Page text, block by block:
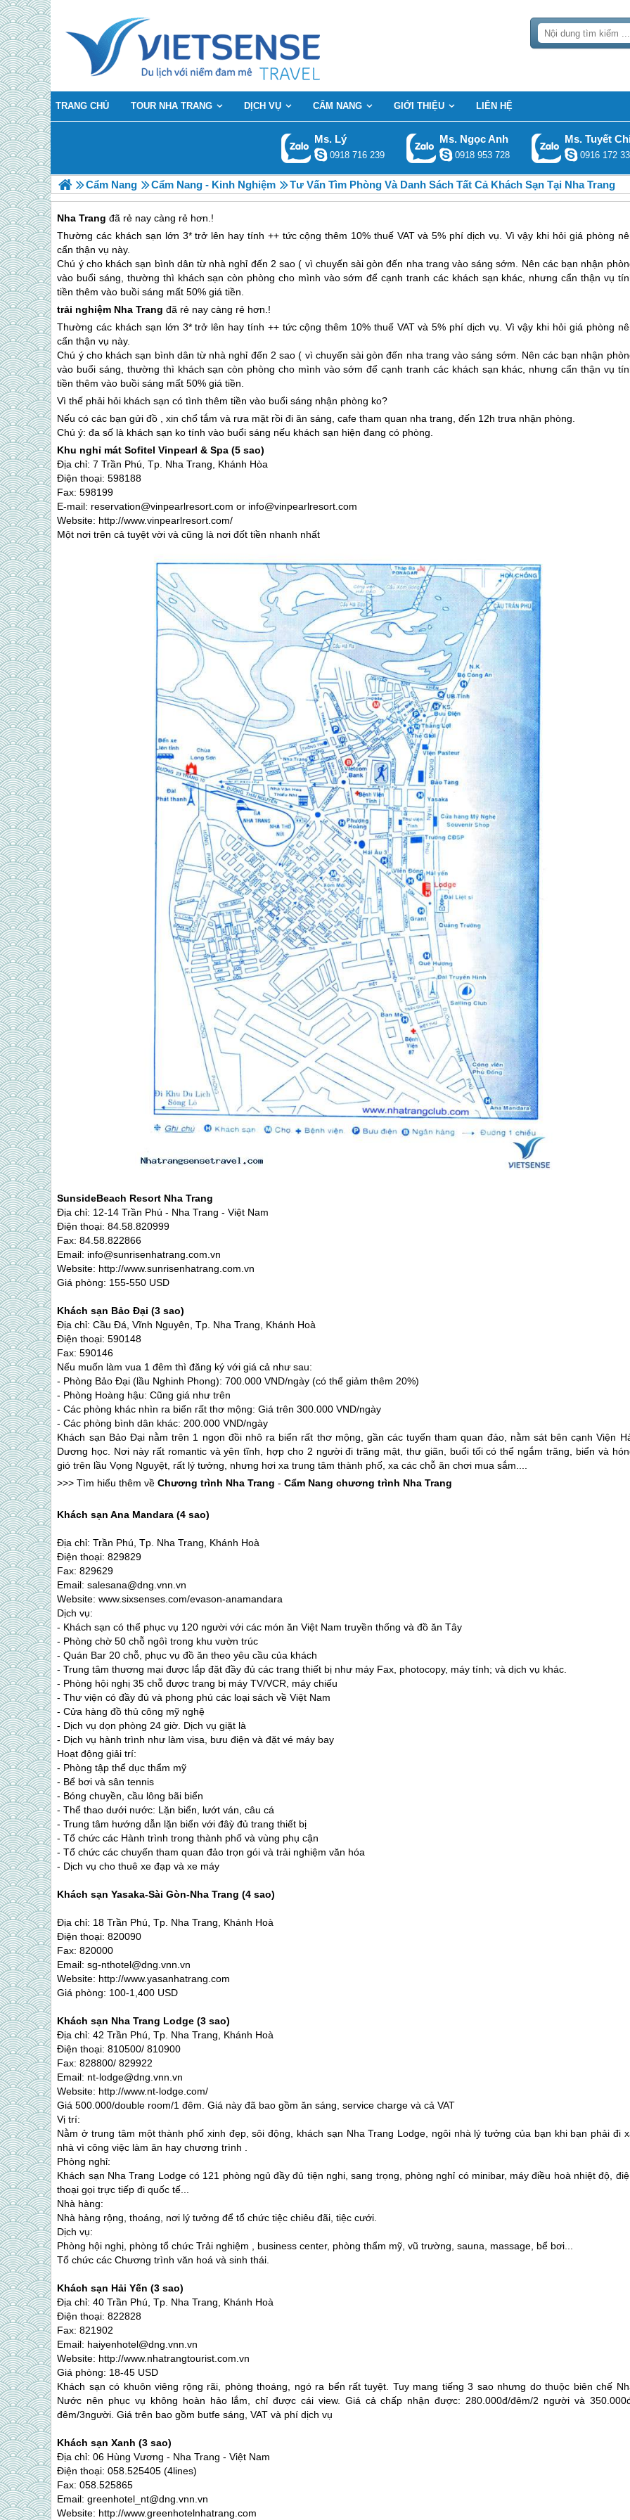
TRANG CHỦ TOUR NHA TRANG DỊCH VỤ CẨM NANG GIỚI THIỆU LIÊN HỆ
Ms. Lý
0918 716 239
Ms. Ngọc Anh
0918 953 728
Ms. Tuyết
0916 172
Cẩm Nang Cẩm Nang - Kinh Nghiệm Tư Vấn Tìm Phòng Và Danh Sách Tất Cả Khách Sạn Tại Nha Trang
Nha Trang đã rẻ nay càng rẻ hơn.!
Thường các khách sạn lớn 3* trở lên hay tính ++ tức cộng thêm 10% thuế VAT và 5% phí dịch vụ. Vì vậy khi hỏi giá phòng
cẩn thận vụ này.
Chú ý cho khách sạn bình dân từ nhà nghỉ đến 2 sao ( vì chuyến sài gòn đến nha trang vào sáng sớm. Nên các bạn nhận
vào buổi sáng, thường thì khách sạn còn phòng cho mình vào sớm để cạnh tranh các khách sạn khác, nhưng cẩn thận vụ
tiền thêm vào buồi sáng mất 50% giá tiền.
trải nghiệm Nha Trang đã rẻ nay càng rẻ hơn.!
Thường các khách sạn lớn 3* trở lên hay tính ++ tức cộng thêm 10% thuế VAT và 5% phí dịch vụ. Vì vậy khi hỏi giá phòng
cẩn thận vụ này.
Chú ý cho khách sạn bình dân từ nhà nghỉ đến 2 sao ( vì chuyến sài gòn đến nha trang vào sáng sớm. Nên các bạn nhận
vào buổi sáng, thường thì khách sạn còn phòng cho mình vào sớm để cạnh tranh các khách sạn khác, nhưng cẩn thận vụ
tiền thêm vào buồi sáng mất 50% giá tiền.
Vì thế phải hỏi khách sạn có tình thêm tiền vào buổi sáng nhận phòng ko?
Nếu có các bạn gửi đồ , xin chổ tắm và rưa mặt rồi đi ăn sáng, cafe tham quan nha trang, đến 12h trưa nhận phòng.
Chú ý: đa số là khách sạn ko tính vào buổi sáng nếu khách sạn hiện đang có phòng.
Khu nghỉ mát Sofitel Vinpearl & Spa (5 sao)
Địa chỉ: 7 Trần Phú, Tp. Nha Trang, Khánh Hòa
Điện thoại: 598188
Fax: 598199
E-mail: reservation@vinpearlresort.com or info@vinpearlresort.com
Website: http://www.vinpearlresort.com/
Một nơi trên cả tuyệt vời và cũng là nơi đốt tiền nhanh nhất
SunsideBeach Resort Nha Trang
Địa chỉ: 12-14 Trần Phú - Nha Trang - Việt Nam
Điện thoại: 84.58.820999
Fax: 84.58.822866
Email: info@sunrisenhatrang.com.vn
Website: http://www.sunrisenhatrang.com.vn
Giá phòng: 155-550 USD
Khách sạn Bảo Đại (3 sao)
Địa chỉ: Cầu Đá, Vĩnh Nguyên, Tp. Nha Trang , Khánh Hoà
Điện thoại: 590148
Fax: 590146
Nếu muốn làm vua 1 đêm thì đăng ký với giá cả như sau:
- Phòng Bảo Đại (lầu Nghinh Phong): 700.000 VND/ngày (có thể giảm thêm 20%)
- Phòng Hoàng hậu: Cũng giá như trên
- Các phòng khác nhìn ra biển rất thơ mộng: Giá trên 300.000 VND/ngày
- Các phòng bình dân khác: 200.000 VND/ngày
Khách sạn Bảo Đại nằm trên 1 ngọn đồi nhô ra biển rất thơ mộng, gần các tuyến tham quan đảo, nằm sát bên cạnh Viện
Dương học. Nơi này rất romantic và yên tĩnh, hợp cho 2 người đi trăng mật, thư giãn, buổi tối có thể ngắm trăng, biển và
gió trên lầu Vọng Nguyệt, rất lý tưởng, nhưng hơi xa trung tâm thành phố, xa các chỗ ăn chơi mua sắm....
>>> Tìm hiểu thêm vềChương trình Nha Trang -Cẩm Nang chương trình Nha Trang
Khách sạn Ana Mandara (4 sao)
Địa chỉ: Trần Phú, Tp. Nha Trang , Khánh Hoà
Điện thoại: 829829
Fax: 829629
Email: salesana@dng.vnn.vn
Website: www.sixsenses.com/evason-anamandara
Dịch vụ:
- Khách sạn có thể phục vụ 120 người với các món ăn Việt Nam truyền thống và đồ ăn Tây
- Phòng chờ 50 chỗ ngôì trong khu vườn trúc
- Quán Bar 20 chỗ, phục vụ đồ ăn theo yêu cầu của khách
- Trung tâm thương mại được lắp đặt đầy đủ các trang thiết bị như máy Fax, photocopy, máy tính; và dịch vụ khác.
- Phòng hội nghị 35 chỗ được trang bị máy TV/VCR, máy chiếu
- Thư viện có đầy đủ và phong phú các loại sách về Việt Nam
- Cửa hàng đồ thủ công mỹ nghệ
- Dịch vụ dọn phòng 24 giờ. Dịch vụ giặt là
- Dịch vụ hành trình như làm visa, bưu điện và đặt vé máy bay
Hoạt động giải trí:
- Phòng tập thể dục thẩm mỹ
- Bể bơi và sân tennis
- Bóng chuyền, cầu lông bãi biển
- Thể thao dưới nước: Lặn biển, lướt ván, câu cá
- Trung tâm hướng dẫn lặn biển với đâỳ đủ trang thiết bị
- Tổ chức các Hành trình trong thành phố và vùng phụ cận
- Tổ chức các chuyến tham quan đảo trọn gói và trải nghiệm văn hóa
- Dịch vụ cho thuê xe đạp và xe máy
Khách sạn Yasaka-Sài Gòn-Nha Trang (4 sao)
Địa chỉ: 18 Trần Phú, Tp. Nha Trang , Khánh Hoà
Điện thoại: 820090
Fax: 820000
Email: sg-nthotel@dng.vnn.vn
Website: http://www.yasanhatrang.com
Giá phòng: 100-1,400 USD
Khách sạn Nha Trang Lodge (3 sao)
Địa chỉ: 42 Trần Phú, Tp. Nha Trang , Khánh Hoà
Điện thoại: 810500/ 810900
Fax: 828800/ 829922
Email: nt-lodge@dng.vnn.vn
Website: http://www.nt-lodge.com/
Giá 500.000/double room/1 đêm. Giá này đã bao gồm ăn sáng, service charge và cả VAT
Vị trí:
Nằm ở trung tâm một thành phố xinh đẹp, sôi động, khách sạn Nha Trang Lodge, ngôi nhà lý tưởng của bạn khi bạn phải đi
nhà vì công việc làm ăn hay chương trình .
Phòng nghỉ:
Khách sạn Nha Trang Lodge có 121 phòng ngủ đầy đủ tiện nghi, sang trọng, phòng nghỉ có minibar, máy điều hoà nhiệt độ,
thoại gọi trực tiếp đi quốc tế...
Nhà hàng:
Nhà hàng rộng, thoáng, nơi lý tưởng để tổ chức tiệc chiêu đãi, tiệc cưới.
Dịch vụ:
Phòng hội nghị, phòng tổ chức Trải nghiệm , business center, phòng thẩm mỹ, vũ trường, sauna, massage, bể bơi...
Tổ chức các Chương trình văn hoá và sinh thái.
Khách sạn Hải Yến (3 sao)
Địa chỉ: 40 Trần Phú, Tp. Nha Trang , Khánh Hoà
Điện thoại: 822828
Fax: 821902
Email: haiyenhotel@dng.vnn.vn
Website: http://www.nhatrangtourist.com.vn
Giá phòng: 18-45 USD
Khách sạn có khuôn viêng rộng rãi, phòng thoáng, ngó ra bển rất tuyệt. Tuy mang tiếng 3 sao nhưng do thuộc biên chế
Nước nên phục vụ không hoàn hảo lắm, chỉ được cái view. Giá cả chấp nhận được: 280.000đ/đêm/2 người và
đêm/3người. Giá trên bao gồm butfe sáng, VAT và phí dịch vụ
Khách sạn Xanh (3 sao)
Địa chỉ: 06 Hùng Vương - Nha Trang - Việt Nam
Điện thoại: 058.525405 (4lines)
Fax: 058.525865
Email: greenhotel_nt@dng.vnn.vn
Website: http://www.greenhotelnhatrang.com